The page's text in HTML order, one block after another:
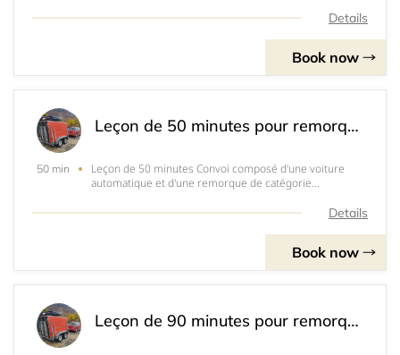
Details
Book now
Leçon de 50 minutes pour remorque. Départ du service des automobiles d'Yverdon. Tarif : 120.-
50 min
Leçon de 50 minutes Convoi composé d'une voiture
automatique et d'une remorque de catégorie
service des automobiles, 1400 Yverdon
Details
Book now
Leçon de 90 minutes pour remorque. Départ du service des automobiles d'Yverdon. Tarif : 200.-